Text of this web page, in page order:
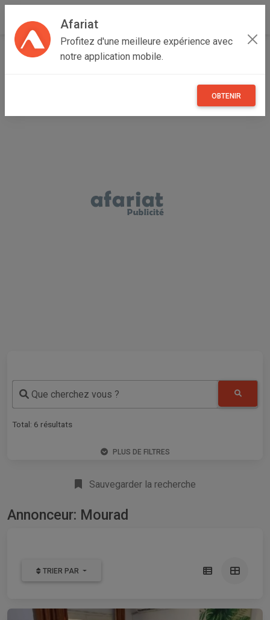
Afariat
Profitez d'une meilleure expérience avec
notre application mobile.
OBTENIR
Accueil Annonceur Mourad
Que cherchez vous ?
Total: 6 résultats
PLUS DE FILTRES
Sauvegarder la recherche
Annonceur: Mourad
TRIER PAR